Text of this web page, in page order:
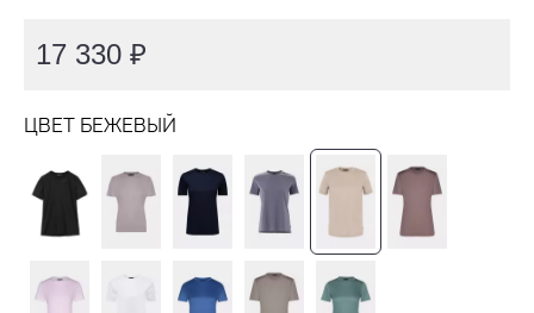
17 330 ₽
ЦВЕТ БЕЖЕВЫЙ